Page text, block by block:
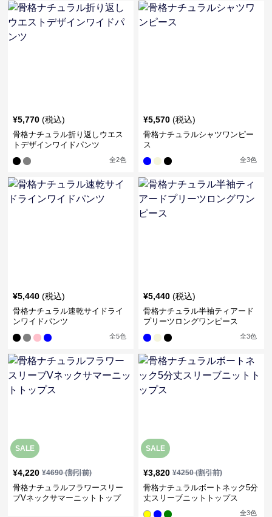
¥5,770 (税込)
骨格ナチュラル折り返しウエス
トデザインワイドパンツ
全2色
¥5,570 (税込)
骨格ナチュラルシャツワンピー
ス
全3色
¥5,440 (税込)
骨格ナチュラル速乾サイドライ
ンワイドパンツ
全5色
¥5,440 (税込)
骨格ナチュラル半袖ティアード
プリーツロングワンピース
全3色
SALE
¥4,220 ¥4690(割引前)
骨格ナチュラルフラワースリー
ブVネックサマーニットトップ
SALE
¥3,820 ¥4250(割引前)
骨格ナチュラルボートネック5分
丈スリーブニットトップス
全3色